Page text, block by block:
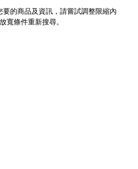
的商品及資訊，請嘗試調整限縮內
寬條件重新搜尋。